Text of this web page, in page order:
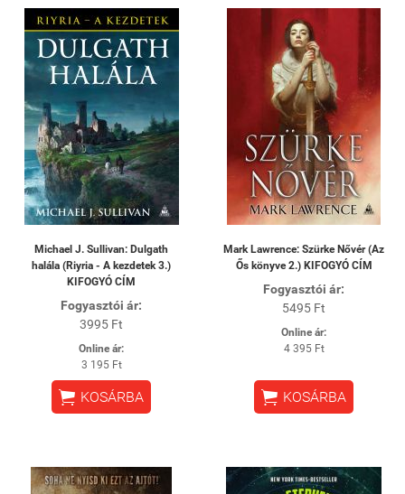
Michael J. Sullivan: Dulgath
halála (Riyria - A kezdetek 3.)
KIFOGYÓ CÍM
Fogyasztói ár:
3995 Ft
Online ár:
3 195 Ft
 KOSÁRBA
Mark Lawrence: Szürke Nővér (Az
Ős könyve 2.) KIFOGYÓ CÍM
Fogyasztói ár:
5495 Ft
Online ár:
4 395 Ft
 KOSÁRBA